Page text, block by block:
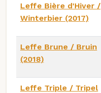
Leffe Bière d'Hiver /
Winterbier (2017)
Leffe Brune / Bruin
(2018)
Leffe Triple / Tripel